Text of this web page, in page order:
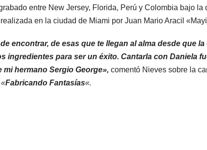
entre New Jersey, Florida, Perú y Colombia bajo la
en la ciudad de Miami por Juan Mario Aracil
encontrar, de esas que te llegan al alma desde que
ingredientes para ser un éxito. Cantarla con Daniela
hermano Sergio George», comentó Nieves sobre la
«Fabricando Fantasías«.